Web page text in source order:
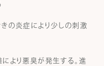
の炎症により少しの刺激
より悪臭が発生する。進